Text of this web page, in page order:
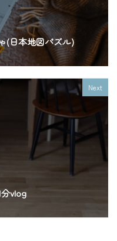
(日本地図パズル)
Next
vlog